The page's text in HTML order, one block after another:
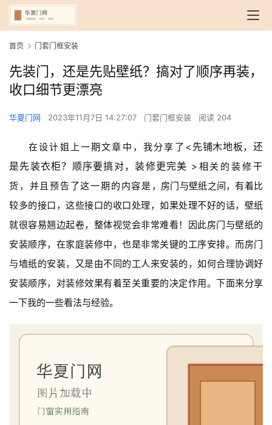
首页 门套门框安装
先装门，还是先贴壁纸？搞对了顺序再装，
收口细节更漂亮
华夏门网 2023年11月7日 14:27:07 门套门框安装 阅读 204
在设计姐上一期文章中，我分享了< 先铺木地板，还
是先装衣柜？顺序要搞对，装修更完美 >相关的装修干
货，并且预告了这一期的内容是 ，房门与壁纸之间，有着比
较多的接口，这些接口的收口处理，如果处理不好的话，壁纸
就很容易翘边起卷，整体视觉会非常难看！因此房门与壁纸的
安装顺序，在家庭装修中，也是非常关键的工序安排。而房门
与墙纸的安装，又是由不同的工人来安装的，如何合理协调好
安装顺序，对装修效果有着至关重要的决定作用。下面来分享
一下我的一些看法与经验。